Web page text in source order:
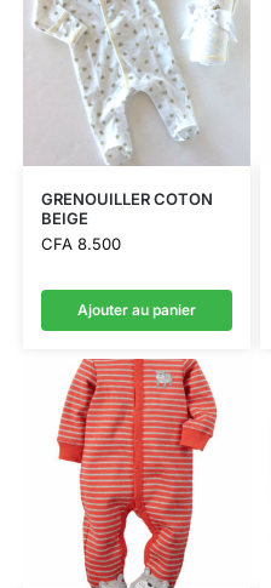
GRENOUILLER COTON
BEIGE
CFA8.500
Ajouter au panier